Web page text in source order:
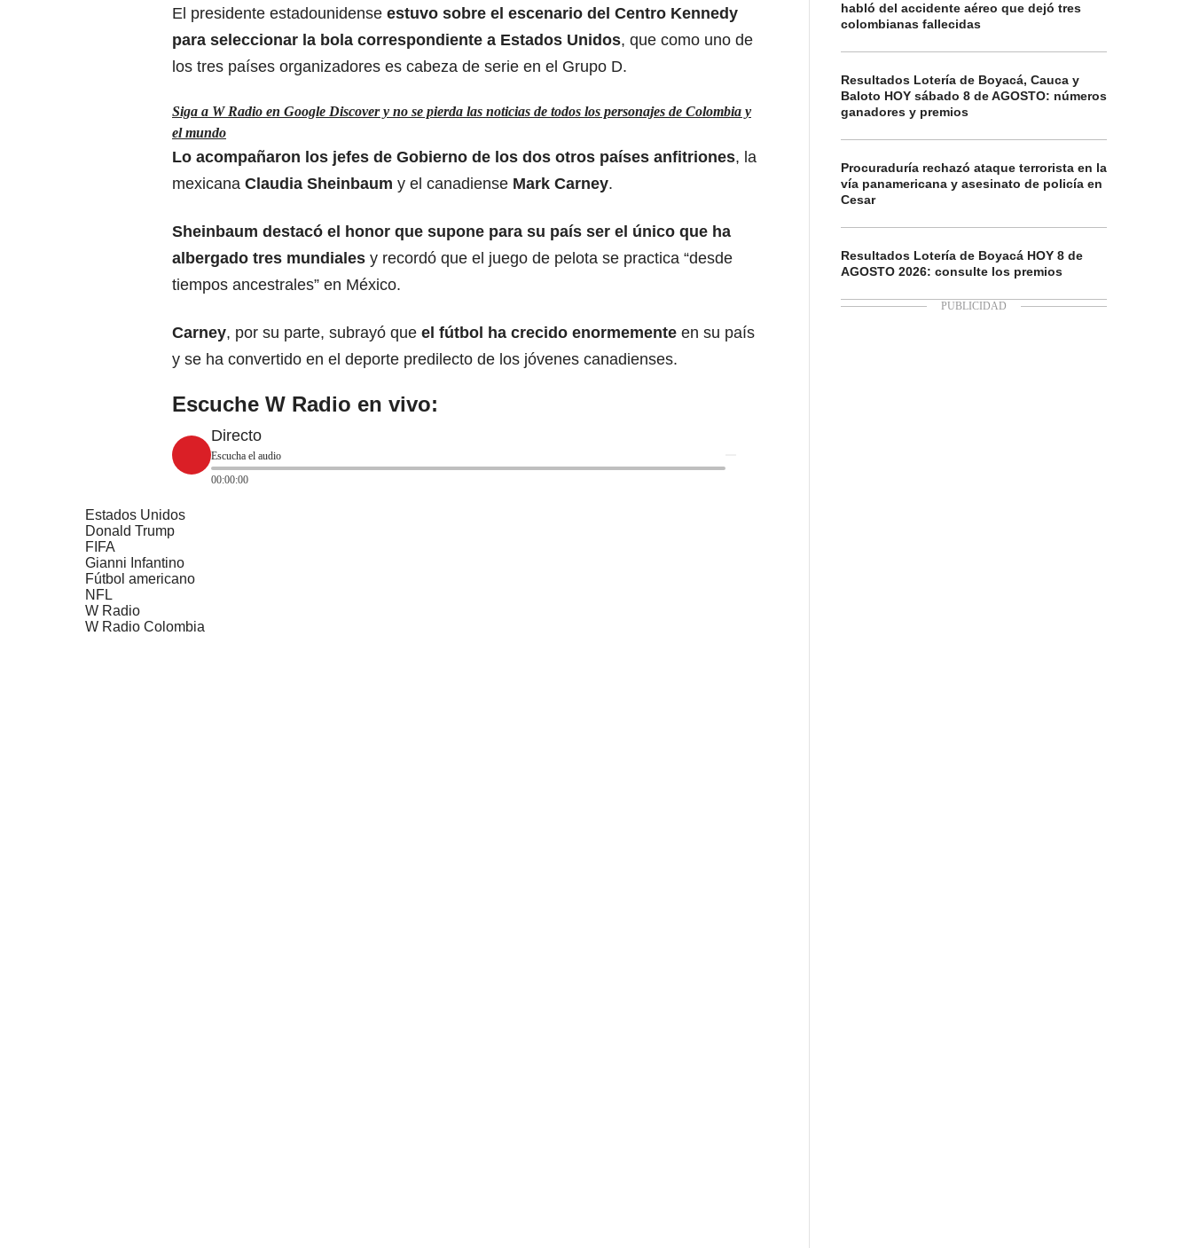
El presidente estadounidense estuvo sobre el escenario del Centro Kennedy
para seleccionar la bola correspondiente a Estados Unidos, que como uno de
los tres países organizadores es cabeza de serie en el Grupo D.
Siga a W Radio en Google Discover y no se pierda las noticias de todos los personajes de Colombia y
el mundo
Lo acompañaron los jefes de Gobierno de los dos otros países anfitriones, la
mexicana Claudia Sheinbaum y el canadiense Mark Carney.
Sheinbaum destacó el honor que supone para su país ser el único que ha
albergado tres mundiales y recordó que el juego de pelota se practica “desde
tiempos ancestrales” en México.
Carney, por su parte, subrayó que el fútbol ha crecido enormemente en su país
y se ha convertido en el deporte predilecto de los jóvenes canadienses.
Escuche W Radio en vivo:
Directo
Escucha el audio
00:00:00
Estados Unidos
Donald Trump
FIFA
Gianni Infantino
Fútbol americano
NFL
W Radio
W Radio Colombia
habló del accidente aéreo que dejó tres
colombianas fallecidas
Resultados Lotería de Boyacá, Cauca y
Baloto HOY sábado 8 de AGOSTO: números
ganadores y premios
Procuraduría rechazó ataque terrorista en la
vía panamericana y asesinato de policía en
Cesar
Resultados Lotería de Boyacá HOY 8 de
AGOSTO 2026: consulte los premios